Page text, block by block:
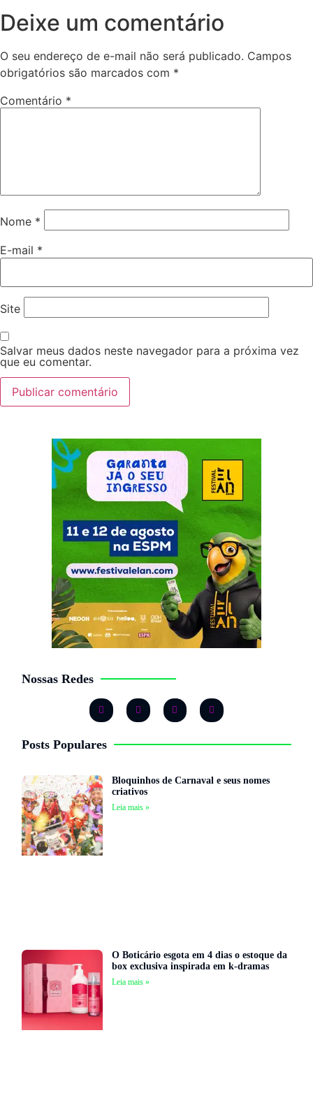
Deixe um comentário
O seu endereço de e-mail não será publicado. Campos
obrigatórios são marcados com *
Comentário *
Nome *
E-mail *
Site
Salvar meus dados neste navegador para a próxima vez
que eu comentar.
Nossas Redes
Posts Populares
Bloquinhos de Carnaval e seus nomes
criativos
Leia mais »
O Boticário esgota em 4 dias o estoque da
box exclusiva inspirada em k-dramas
Leia mais »